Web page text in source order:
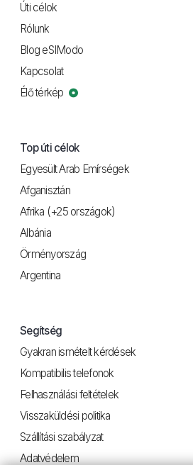
Úti célok
Rólunk
Blog eSIModo
Kapcsolat
Élő térkép
Top úti célok
Egyesült Arab Emírségek
Afganisztán
Afrika (+25 országok)
Albánia
Örményország
Argentina
Segítség
Gyakran ismételt kérdések
Kompatibilis telefonok
Felhasználási feltételek
Visszaküldési politika
Szállítási szabályzat
Adatvédelem